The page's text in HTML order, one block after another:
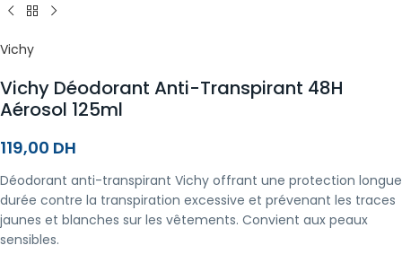
Vichy
Vichy Déodorant Anti-Transpirant 48H
Aérosol 125ml
119,00 DH
Déodorant anti-transpirant Vichy offrant une protection longue
durée contre la transpiration excessive et prévenant les traces
jaunes et blanches sur les vêtements. Convient aux peaux
sensibles.